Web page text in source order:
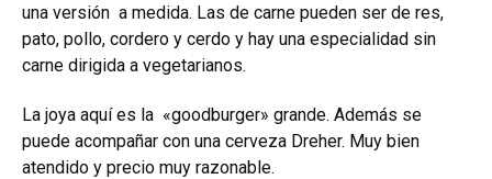
una versión a medida. Las de carne pueden ser de res,
pato, pollo, cordero y cerdo y hay una especialidad sin
carne dirigida a vegetarianos.
La joya aquí es la «goodburger» grande. Además se
puede acompañar con una cerveza Dreher. Muy bien
atendido y precio muy razonable.